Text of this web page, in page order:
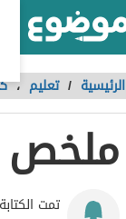
الرئيسية / تعليم ،
ملخص
تمت